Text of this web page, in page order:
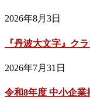
2026年8月3日
『丹波大文字』ク
2026年7月31日
令和8年度 中小企